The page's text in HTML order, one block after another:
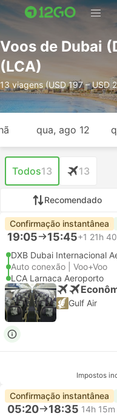
Voos de Dubai
(LCA)
13 viagens (USD 197 – USD
qua, ago 12
Todos13 13
Recomendado
Confirmação instantânea
19:05 15:45+1 21h
DXB Dubai Internacional
Auto conexão | Voo+Voo
LCA Larnaca Aeroporto
Gulf Air
Impostos
Confirmação instantânea
05:20 18:35 14h 15m